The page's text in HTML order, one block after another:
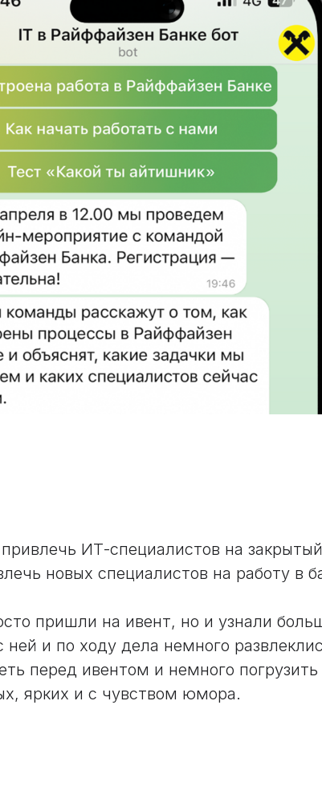
ИТ-специалистов на закрытый
новых специалистов на работу в
пришли на ивент, но и узнали
и по ходу дела немного
перед ивентом и немного погрузить
ярких и с чувством юмора.